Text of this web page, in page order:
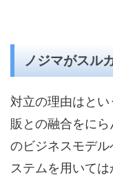
ノジマがスル
対立の理由はと
販との融合をにら
のビジネスモデ
ステムを用いて